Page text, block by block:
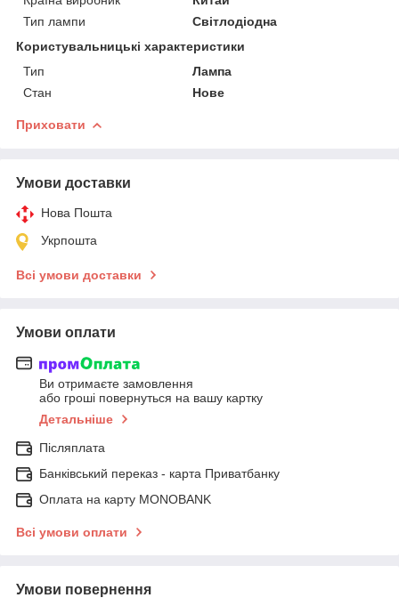
Тип лампи
Світлодіодна
Користувальницькі характеристики
Тип
Лампа
Стан
Нове
Приховати
Умови доставки
Нова Пошта
Укрпошта
Всі умови доставки
Умови оплати
Ви отримаєте замовлення
або гроші повернуться на вашу картку
Детальніше
Післяплата
Банківський переказ - карта Приватбанку
Оплата на карту MONOBANK
Всі умови оплати
Умови повернення